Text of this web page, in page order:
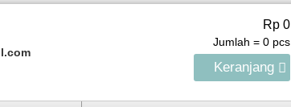
Rp 0
Jumlah = 0pcs
Keranjang